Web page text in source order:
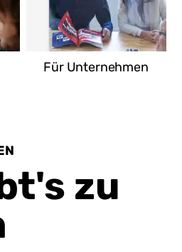
Für Unternehmen
zu